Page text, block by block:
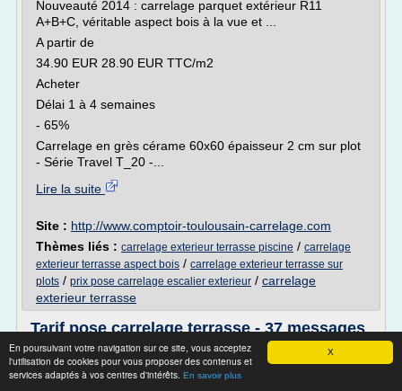
X
En poursuivant votre navigation sur ce site, vous acceptez
l'utilisation de cookies pour vous proposer des contenus et
services adaptés à vos centres d'intérêts. En savoir plus
Nouveauté 2014 : carrelage parquet extérieur R11
A+B+C, véritable aspect bois à la vue et ...
A partir de
34.90 EUR 28.90 EUR TTC/m2
Acheter
Délai 1 à 4 semaines
- 65%
Carrelage en grès cérame 60x60 épaisseur 2 cm sur plot
- Série Travel T_20 -...
Lire la suite
Site : http://www.comptoir-toulousain-carrelage.com
Thèmes liés : carrelage exterieur terrasse piscine / carrelage
exterieur terrasse aspect bois / carrelage exterieur terrasse sur
plots / prix pose carrelage escalier exterieur / carrelage
exterieur terrasse
Tarif pose carrelage terrasse - 37 messages
Tarif pose carrelage terrasse
Bonjour,